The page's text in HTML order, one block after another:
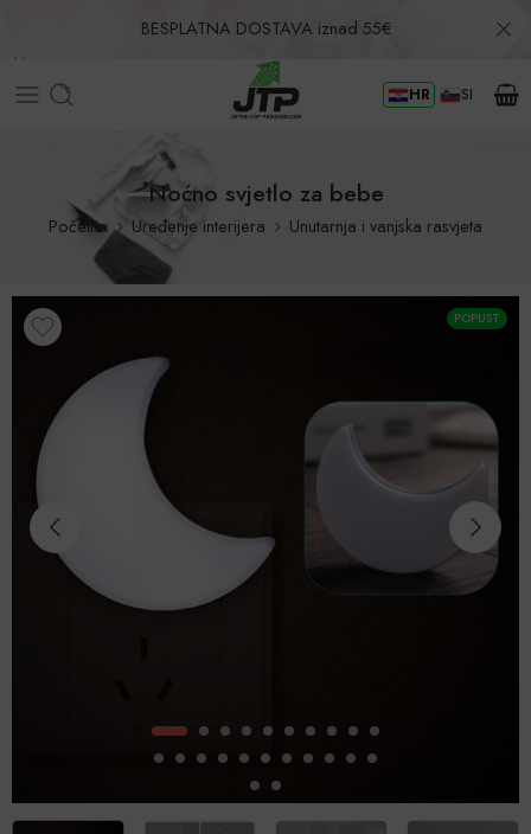
BESPLATNA DOSTAVA iznad 55€
Povrat u roku od 30 dana! HR SI
Noćno svjetlo za bebe
Početna Uređenje interijera Unutarnja i vanjska rasvjeta
POPUST